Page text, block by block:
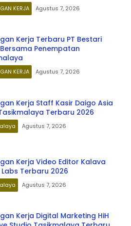
KERJA Agustus 7, 2026
Kerja Terbaru PT Bestari
Penempatan
KERJA Agustus 7, 2026
Kerja Staff Kasir Daigo Asia
Terbaru 2026
Agustus 7, 2026
Kerja Video Editor Kalava
Terbaru 2026
Agustus 7, 2026
Kerja Digital Marketing HiH